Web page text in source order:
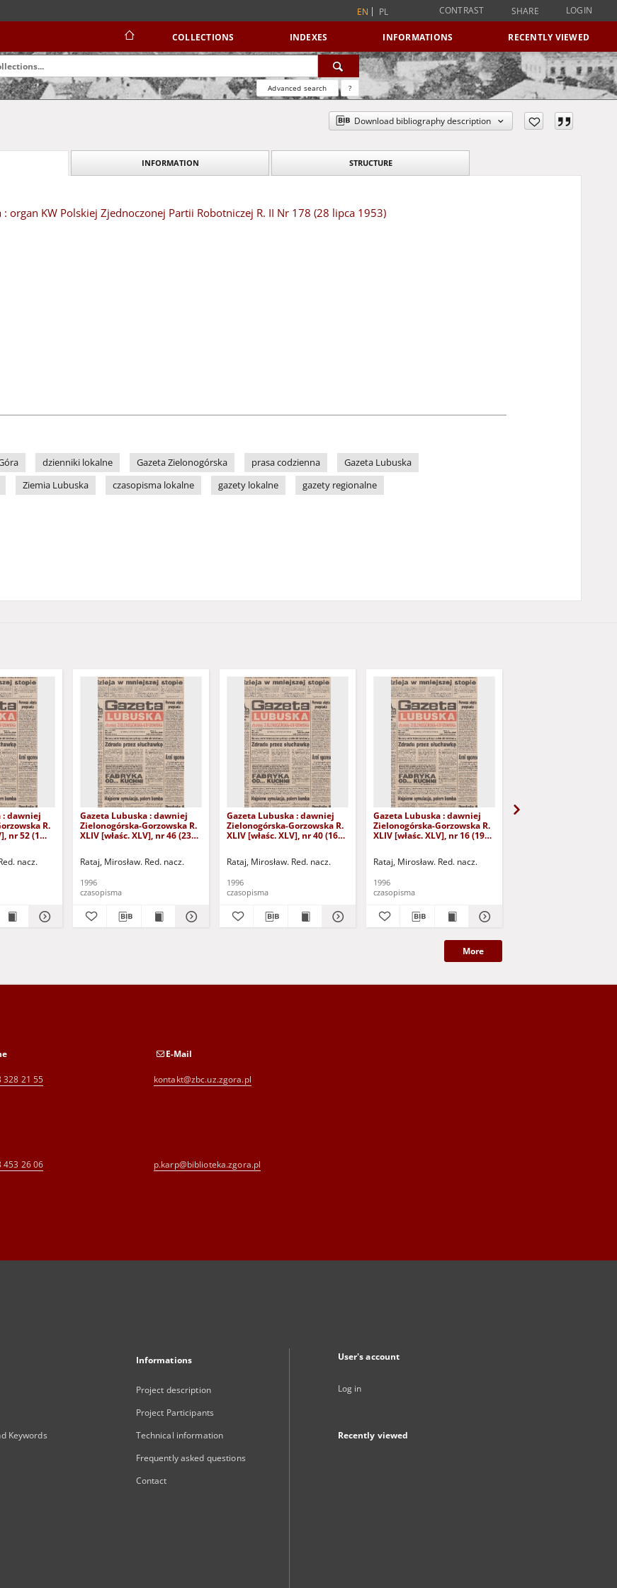
EN PL CONTRAST SHARE LOGIN
COLLECTIONS INDEXES INFORMATIONS RECENTLY VIEWED
Advanced search ?
Download bibliography description
INFORMATION STRUCTURE
: organ KW Polskiej Zjednoczonej Partii Robotniczej R. II Nr 178 (28 lipca 1953)
dzienniki lokalne Gazeta Zielonogórska prasa codzienna
Gazeta Lubuska
Ziemia Lubuska czasopisma lokalne gazety lokalne gazety regionalne
: dawniej
R.
nr 52 (1
nacz.
Gazeta Lubuska : dawniej
Zielonogórska-Gorzowska R.
XLIV [właśc. XLV], nr 46 (23
Rataj, Mirosław. Red. nacz.
1996
czasopisma
Gazeta Lubuska : dawniej
Zielonogórska-Gorzowska R.
XLIV [właśc. XLV], nr 40 (16
Rataj, Mirosław. Red. nacz.
1996
czasopisma
Gazeta Lubuska : dawniej
Zielonogórska-Gorzowska R.
XLIV [właśc. XLV], nr 16 (19
Rataj, Mirosław. Red. nacz.
1996
czasopisma
More
328 21 55
E-Mail
kontakt@zbc.uz.zgora.pl
453 26 06 p.karp@biblioteka.zgora.pl
Keywords
Informations
Project description
Project Participants
Technical information
Frequently asked questions
Contact
User's account
Log in
Recently viewed